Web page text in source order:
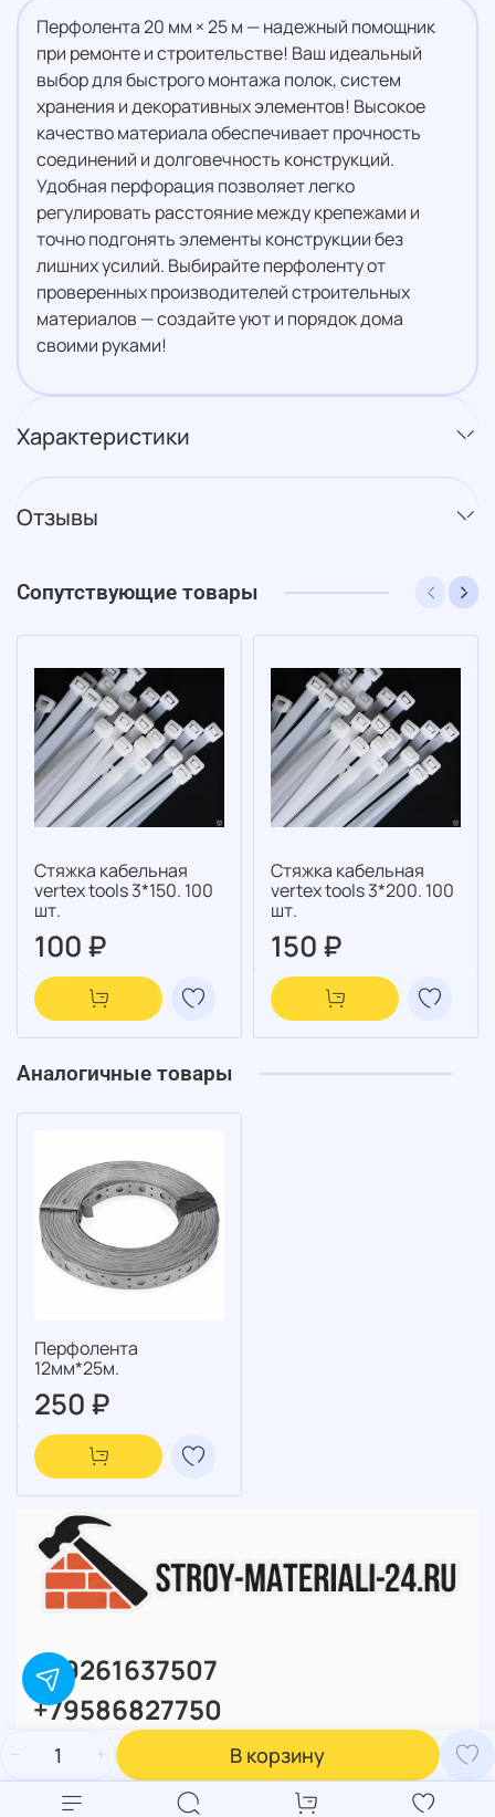
В корзину
Перфолента 20 мм × 25 м — надежный помощник
при ремонте и строительстве! Ваш идеальный
выбор для быстрого монтажа полок, систем
хранения и декоративных элементов! Высокое
качество материала обеспечивает прочность
соединений и долговечность конструкций.
Удобная перфорация позволяет легко
регулировать расстояние между крепежами и
точно подгонять элементы конструкции без
лишних усилий. Выбирайте перфоленту от
проверенных производителей строительных
материалов — создайте уют и порядок дома
своими руками!
Характеристики
Отзывы
Сопутствующие товары
Стяжка кабельная
vertex tools 3*150. 100
шт.
100 ₽
Стяжка кабельная
vertex tools 3*200. 100
шт.
150 ₽
Аналогичные товары
Перфолента
12мм*25м.
250 ₽
+79261637507
+79586827750